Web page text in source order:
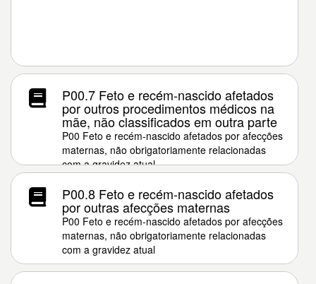
P00.7 Feto e recém-nascido afetados
por outros procedimentos médicos na
mãe, não classificados em outra parte
P00 Feto e recém-nascido afetados por afecções
maternas, não obrigatoriamente relacionadas
com a gravidez atual
P00.8 Feto e recém-nascido afetados
por outras afecções maternas
P00 Feto e recém-nascido afetados por afecções
maternas, não obrigatoriamente relacionadas
com a gravidez atual